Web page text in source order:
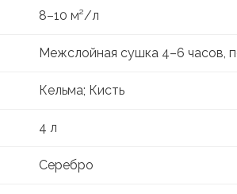
8–10 м²/л
Межслойная сушка 4–6 часов,
Кельма; Кисть
4 л
Серебро